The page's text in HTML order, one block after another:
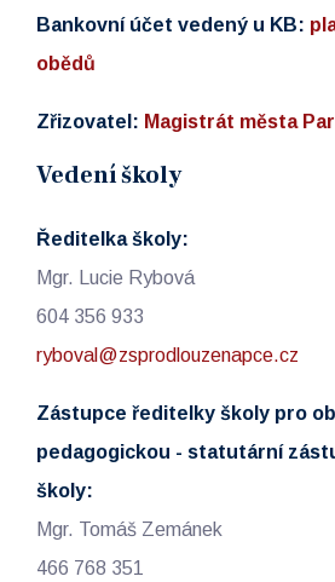
Bankovní účet vedený u KB:
obědů
Zřizovatel: Magistrát města
Vedení školy
Ředitelka školy:
Mgr. Lucie Rybová
604 356 933
ryboval@zsprodlouzenapce.cz
Zástupce ředitelky školy pro
pedagogickou - statutární
školy:
Mgr. Tomáš Zemánek
466 768 351